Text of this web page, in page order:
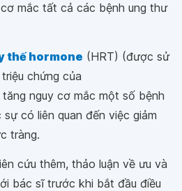
mắc tất cả các bệnh ung thư
thế hormone (HRT) (được sử
chứng của
tăng nguy cơ mắc một số bệnh
có liên quan đến việc giảm
tràng.
cứu thêm, thảo luận về ưu và
bác sĩ trước khi bắt đầu điều